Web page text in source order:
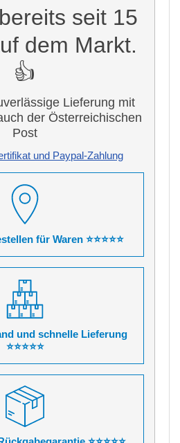
seit 15
dem Markt.
👍
Lieferung mit
der Österreichischen
Post
und Paypal-Zahlung
für Waren ⭐⭐⭐⭐⭐
und schnelle Lieferung
⭐⭐⭐⭐⭐